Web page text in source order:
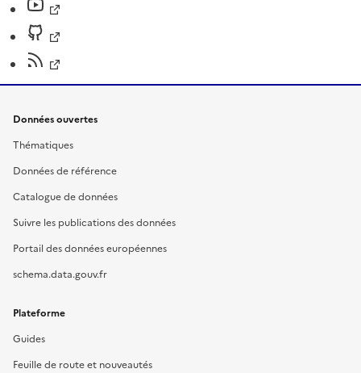
Données ouvertes
Thématiques
Données de référence
Catalogue de données
Suivre les publications des données
Portail des données européennes
schema.data.gouv.fr
Plateforme
Guides
Feuille de route et nouveautés